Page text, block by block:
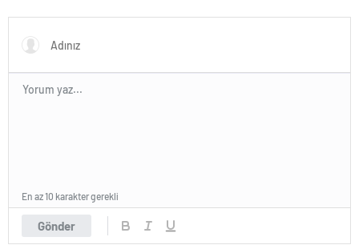
Gönder
En az 10 karakter gerekli